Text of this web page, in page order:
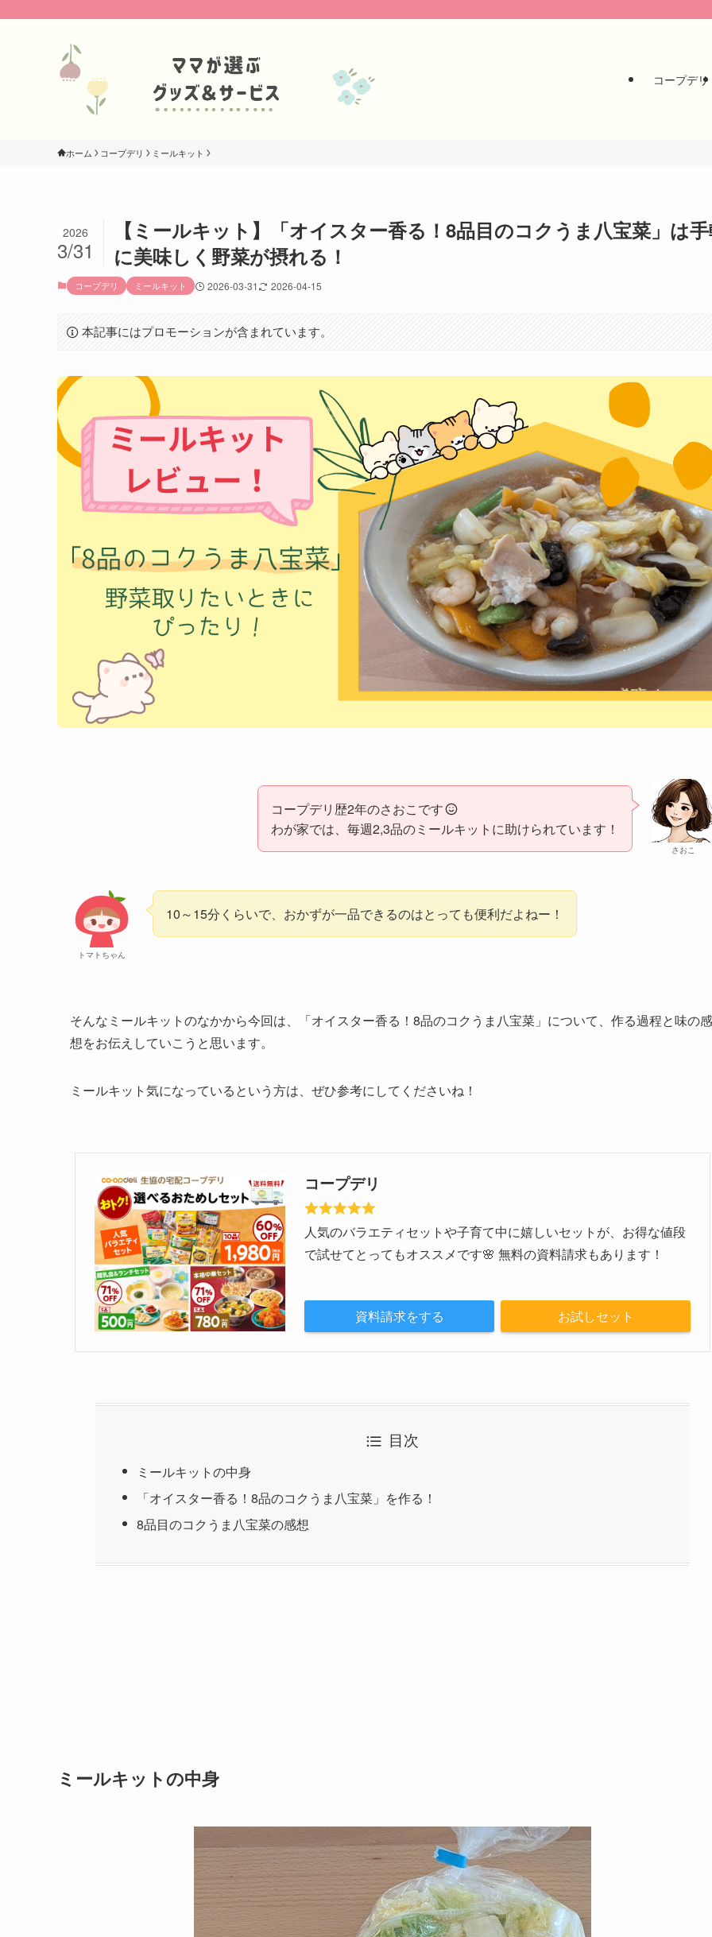
コープデリ
ホーム コープデリ ミールキット
【ミールキット】「オイスター香る！8品目のコクうま八宝菜」は
に美味しく野菜が摂れる！
2026
3/31
コープデリ ミールキット 2026-03-31 2026-04-15
本記事にはプロモーションが含まれています。
さおこ
コープデリ歴2年のさおこです
わが家では、毎週2,3品のミールキットに助けられています！
トマトちゃん
10～15分くらいで、おかずが一品できるのはとっても便利だよねー！
そんなミールキットのなかから今回は、「オイスター香る！8品のコクうま八宝菜」について、作る過程と味の感
想をお伝えしていこうと思います。
ミールキット気になっているという方は、ぜひ参考にしてくださいね！
コープデリ
人気のバラエティセットや子育て中に嬉しいセットが、お得な値段
で試せてとってもオススメです🌸 無料の資料請求もあります！
資料請求をする お試しセット
目次
ミールキットの中身
「オイスター香る！8品のコクうま八宝菜」を作る！
8品目のコクうま八宝菜の感想
ミールキットの中身